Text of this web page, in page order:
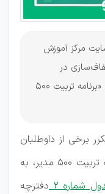
مرکز آموزش
اطلاعیه شماره ۱۲ - شفا‌ف‌سازی در
خصوص منابع و نمونه سؤالات آزمون «برنامه تربیت ۵۰۰
برخی از داوطلبان
گرامی در خصوص منابع آزمون برنامه تربیت ۵۰۰ مدیر، به
شماره ۲
دفترچه